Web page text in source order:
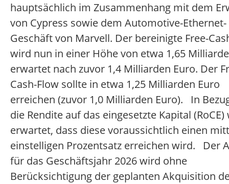
hauptsächlich im Zusammenhang mit dem
von Cypress sowie dem Automotive-Ethernet-
Geschäft von Marvell. Der bereinigte Free-
wird nun in einer Höhe von etwa 1,65
erwartet nach zuvor 1,4 Milliarden Euro. Der
Cash-Flow sollte in etwa 1,25 Milliarden Euro
erreichen (zuvor 1,0 Milliarden Euro). In
die Rendite auf das eingesetzte Kapital (RoCE)
erwartet, dass diese voraussichtlich einen
einstelligen Prozentsatz erreichen wird. Der
für das Geschäftsjahr 2026 wird ohne
Berücksichtigung der geplanten Akquisition